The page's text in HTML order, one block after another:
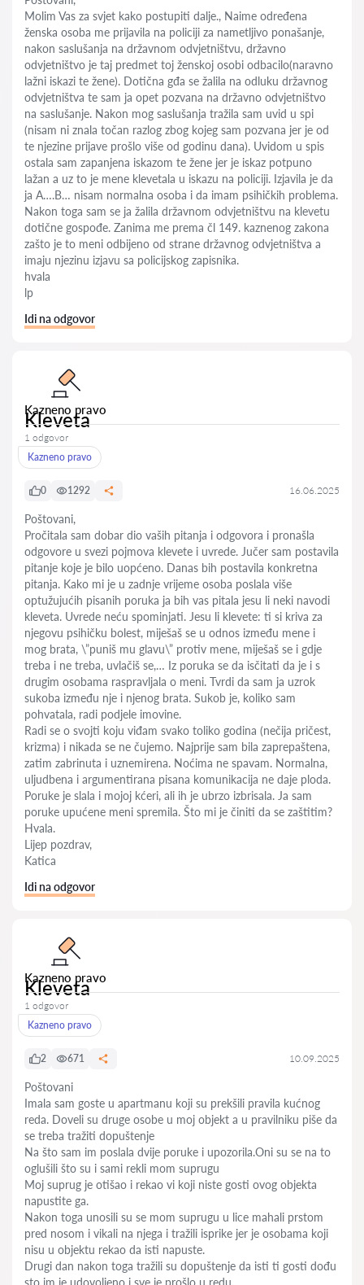
Molim Vas za svjet kako postupiti dalje., Naime određena
ženska osoba me prijavila na policiji za nametljivo ponašanje,
nakon saslušanja na državnom odvjetništvu, državno
odvjetništvo je taj predmet toj ženskoj osobi odbacilo(naravno
lažni iskazi te žene). Dotična gđa se žalila na odluku državnog
odvjetništva te sam ja opet pozvana na državno odvjetništvo
na saslušanje. Nakon mog saslušanja tražila sam uvid u spi
(nisam ni znala točan razlog zbog kojeg sam pozvana jer je od
te njezine prijave prošlo više od godinu dana). Uvidom u spis
ostala sam zapanjena iskazom te žene jer je iskaz potpuno
lažan a uz to je mene klevetala u iskazu na policiji. Izjavila je da
ja A….B… nisam normalna osoba i da imam psihičkih problema.
Nakon toga sam se ja žalila državnom odvjetništvu na klevetu
dotične gospođe. Zanima me prema čl 149. kaznenog zakona
zašto je to meni odbijeno od strane državnog odvjetništva a
imaju njezinu izjavu sa policijskog zapisnika.
hvala
lp
Idi na odgovor
Kazneno pravo
Kleveta
1 odgovor
Kazneno pravo
0 1292 16.06.2025
Poštovani,
Pročitala sam dobar dio vaših pitanja i odgovora i pronašla
odgovore u svezi pojmova klevete i uvrede. Jučer sam postavila
pitanje koje je bilo uopćeno. Danas bih postavila konkretna
pitanja. Kako mi je u zadnje vrijeme osoba poslala više
optužujućih pisanih poruka ja bih vas pitala jesu li neki navodi
kleveta. Uvrede neću spominjati. Jesu li klevete: ti si kriva za
njegovu psihičku bolest, miješaš se u odnos između mene i
mog brata, \”puniš mu glavu\” protiv mene, miješaš se i gdje
treba i ne treba, uvlačiš se,… Iz poruka se da isčitati da je i s
drugim osobama raspravljala o meni. Tvrdi da sam ja uzrok
sukoba između nje i njenog brata. Sukob je, koliko sam
pohvatala, radi podjele imovine.
Radi se o svojti koju viđam svako toliko godina (nečija pričest,
krizma) i nikada se ne čujemo. Najprije sam bila zaprepaštena,
zatim zabrinuta i uznemirena. Noćima ne spavam. Normalna,
uljudbena i argumentirana pisana komunikacija ne daje ploda.
Poruke je slala i mojoj kćeri, ali ih je ubrzo izbrisala. Ja sam
poruke upućene meni spremila. Što mi je činiti da se zaštitim?
Hvala.
Lijep pozdrav,
Katica
Idi na odgovor
Kazneno pravo
Kleveta
1 odgovor
Kazneno pravo
2 671 10.09.2025
Poštovani
Imala sam goste u apartmanu koji su prekšili pravila kućnog
reda. Doveli su druge osobe u moj objekt a u pravilniku piše da
se treba tražiti dopuštenje
Na što sam im poslala dvije poruke i upozorila.Oni su se na to
oglušili što su i sami rekli mom suprugu
Moj suprug je otišao i rekao vi koji niste gosti ovog objekta
napustite ga.
Nakon toga unosili su se mom suprugu u lice mahali prstom
pred nosom i vikali na njega i tražili isprike jer je osobama koji
nisu u objektu rekao da isti napuste.
Drugi dan nakon toga tražili su dopuštenje da isti ti gosti dođu
sto im je udovoljeno i sve je prošlo u redu.